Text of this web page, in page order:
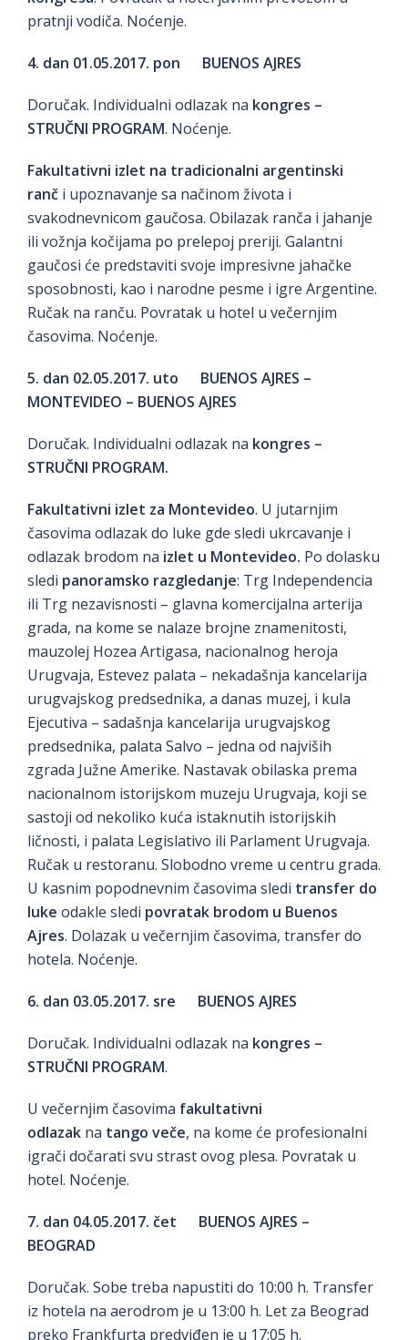
pratnji vodiča. Noćenje.
4. dan 01.05.2017. pon BUENOS AJRES
Doručak. Individualni odlazak na kongres –
STRUČNI PROGRAM. Noćenje.
Fakultativni izlet na tradicionalni argentinski
ranč i upoznavanje sa načinom života i
svakodnevnicom gaučosa. Obilazak ranča i jahanje
ili vožnja kočijama po prelepoj preriji. Galantni
gaučosi će predstaviti svoje impresivne jahačke
sposobnosti, kao i narodne pesme i igre Argentine.
Ručak na ranču. Povratak u hotel u večernjim
časovima. Noćenje.
5. dan 02.05.2017. uto BUENOS AJRES –
MONTEVIDEO – BUENOS AJRES
Doručak. Individualni odlazak na kongres –
STRUČNI PROGRAM.
Fakultativni izlet za Montevideo. U jutarnjim
časovima odlazak do luke gde sledi ukrcavanje i
odlazak brodom na izlet u Montevideo. Po dolasku
sledi panoramsko razgledanje: Trg Independencia
ili Trg nezavisnosti – glavna komercijalna arterija
grada, na kome se nalaze brojne znamenitosti,
mauzolej Hozea Artigasa, nacionalnog heroja
Urugvaja, Estevez palata – nekadašnja kancelarija
urugvajskog predsednika, a danas muzej, i kula
Ejecutiva – sadašnja kancelarija urugvajskog
predsednika, palata Salvo – jedna od najviših
zgrada Južne Amerike. Nastavak obilaska prema
nacionalnom istorijskom muzeju Urugvaja, koji se
sastoji od nekoliko kuća istaknutih istorijskih
ličnosti, i palata Legislativo ili Parlament Urugvaja.
Ručak u restoranu. Slobodno vreme u centru grada.
U kasnim popodnevnim časovima sledi transfer do
luke odakle sledi povratak brodom u Buenos
Ajres. Dolazak u večernjim časovima, transfer do
hotela. Noćenje.
6. dan 03.05.2017. sre BUENOS AJRES
Doručak. Individualni odlazak na kongres –
STRUČNI PROGRAM.
U večernjim časovima fakultativni
odlazak na tango veče, na kome će profesionalni
igrači dočarati svu strast ovog plesa. Povratak u
hotel. Noćenje.
7. dan 04.05.2017. čet BUENOS AJRES –
BEOGRAD
Doručak. Sobe treba napustiti do 10:00 h. Transfer
iz hotela na aerodrom je u 13:00 h. Let za Beograd
preko Frankfurta predviđen je u 17:05 h.